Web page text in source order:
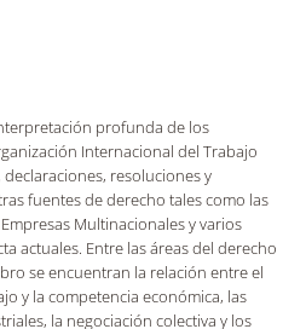
profunda de los
Internacional del Trabajo
resoluciones y
fuentes de derecho tales como las
Multinacionales y varios
actuales. Entre las áreas del derecho
se encuentran la relación entre el
y la competencia económica, las
la negociación colectiva y los